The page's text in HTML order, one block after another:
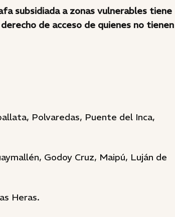
subsidiada a zonas vulnerables tiene
de acceso de quienes no tienen
Polvaredas, Puente del Inca,
Godoy Cruz, Maipú, Luján de
Heras.